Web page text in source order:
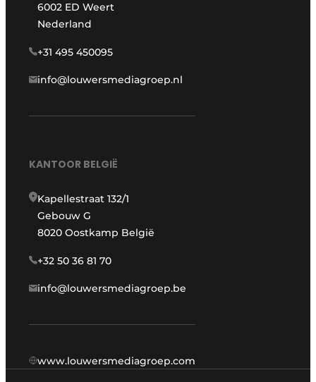
6002 ED Weert
Nederland
+31 495 450095
info@louwersmediagroep.nl
KANTOOR BELGIË
Kapellestraat 132/1
Gebouw G
8020 Oostkamp België
+32 50 36 81 70
info@louwersmediagroep.be
www.louwersmediagroep.com